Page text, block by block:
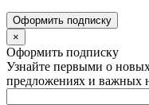
Оформить подписку
×
Оформить подписку
Узнайте первыми о
предложениях и важных